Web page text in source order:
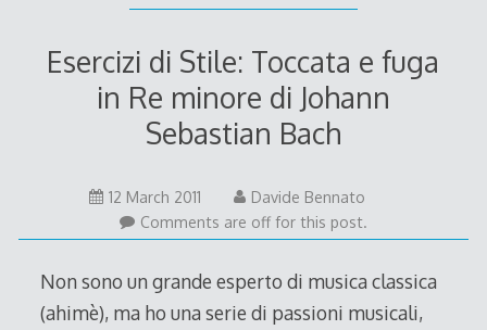
Esercizi di Stile: Toccata e fuga
in Re minore di Johann
Sebastian Bach
12 March 201112
March
2011
Davide Bennato
Comments are off for this post.
Non sono un grande esperto di musica classica
(ahimè), ma ho una serie di passioni musicali,